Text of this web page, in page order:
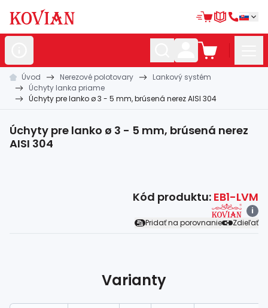
Nerezovépolotovary
Hliníkovépolotovary
Kovanépolotovary
Úvod Nerezové polotovary
Lankový systém
Úchyty lanka priame
Úchyty pre lanko ø 3 - 5 mm, brúsená nerez AISI 304
Úchyty pre lanko ø 3 - 5 mm, brúsená nerez
AISI 304
Kód produktu: EB1-LVM
i
Pridať na porovnanie
Zdieľať
Varianty